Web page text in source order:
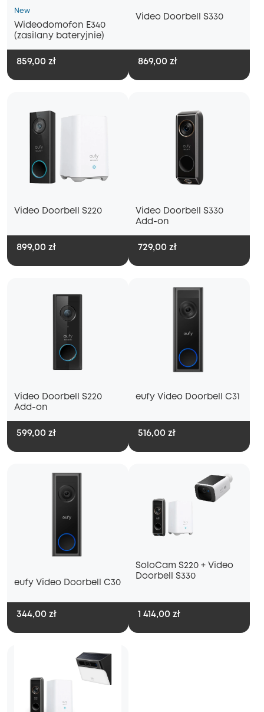
New
Wideodomofon E340
(zasilany bateryjnie)
859,00 zł
Video Doorbell S330
869,00 zł
Video Doorbell S220
899,00 zł
Video Doorbell S330
Add-on
729,00 zł
Video Doorbell S220
Add-on
599,00 zł
eufy Video Doorbell C31
516,00 zł
eufy Video Doorbell C30
344,00 zł
SoloCam S220 + Video
Doorbell S330
1 414,00 zł